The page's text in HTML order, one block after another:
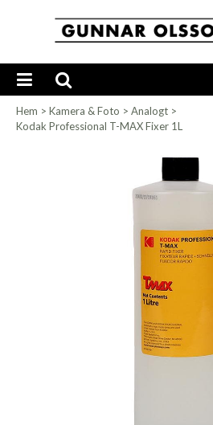
Hem > Kamera & Foto > Analogt >
Kodak Professional T-MAX Fixer 1L